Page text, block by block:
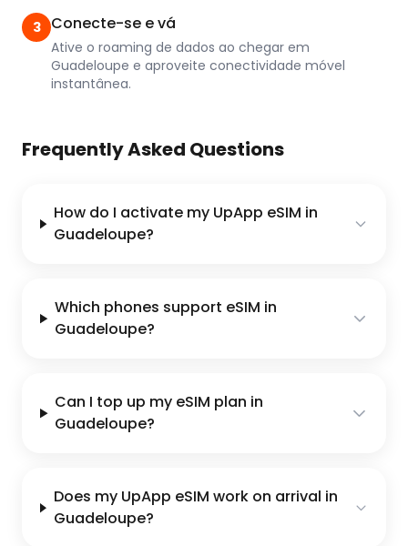
3 Conecte-se e vá
Ative o roaming de dados ao chegar em
Guadeloupe e aproveite conectividade móvel
instantânea.
Frequently Asked Questions
How do I activate my UpApp eSIM in
Guadeloupe?
Which phones support eSIM in
Guadeloupe?
Can I top up my eSIM plan in
Guadeloupe?
Does my UpApp eSIM work on arrival in
Guadeloupe?